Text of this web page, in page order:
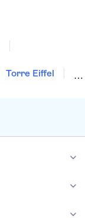
Torre Eiffel